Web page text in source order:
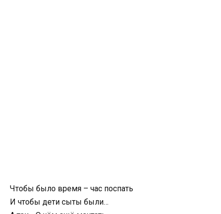
Чтобы было время – час поспать
И чтобы дети сыты были…